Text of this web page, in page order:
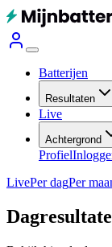
Batterijen
Resultaten
Live
Achtergrond
Profiel
LivePer dagPer